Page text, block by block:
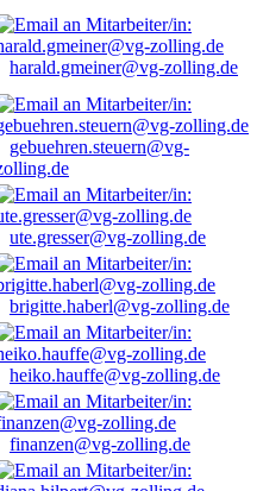
harald.gmeiner@vg-zolling.de
gebuehren.steuern@vg-
ute.gresser@vg-zolling.de
brigitte.haberl@vg-zolling.de
heiko.hauffe@vg-zolling.de
finanzen@vg-zolling.de